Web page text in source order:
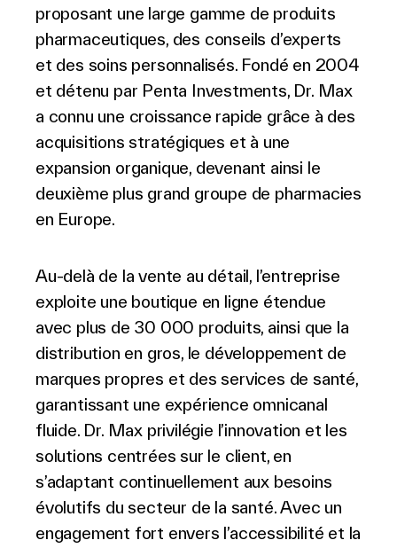
proposant une large gamme de produits
pharmaceutiques, des conseils d’experts
et des soins personnalisés. Fondé en 2004
et détenu par Penta Investments, Dr. Max
a connu une croissance rapide grâce à des
acquisitions stratégiques et à une
expansion organique, devenant ainsi le
deuxième plus grand groupe de pharmacies
en Europe.
Au-delà de la vente au détail, l’entreprise
exploite une boutique en ligne étendue
avec plus de 30 000 produits, ainsi que la
distribution en gros, le développement de
marques propres et des services de santé,
garantissant une expérience omnicanal
fluide. Dr. Max privilégie l’innovation et les
solutions centrées sur le client, en
s’adaptant continuellement aux besoins
évolutifs du secteur de la santé. Avec un
engagement fort envers l’accessibilité et la